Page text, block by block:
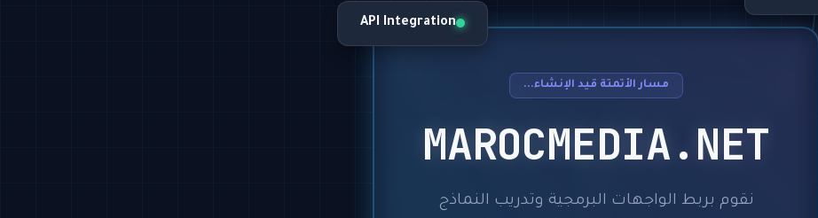
مسار الأتمتة قيد الإنشاء...
MAROCMEDIA.NET
نقوم بربط الواجهات البرمجية وتدريب النماذج
API Integration